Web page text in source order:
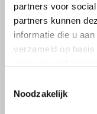
partners voor
partners kunnen
informatie die u
verzameld op
Noodzakelijk